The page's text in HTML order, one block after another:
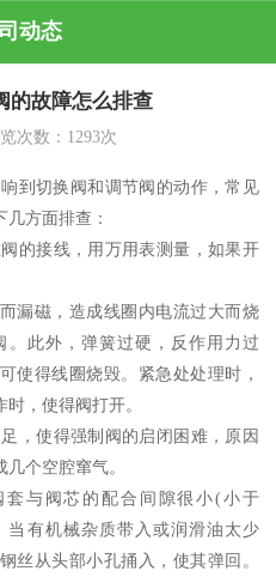
动态
的故障怎么排查
次数： 1293次
到切换阀和调节阀的动作，常见
方面排查：
的接线，用万用表测量，如果开
漏磁，造成线圈内电流过大而烧
此外，弹簧过硬，反作用力过
使得线圈烧毁。紧急处处理时，
，使得阀打开。
，使得强制阀的启闭困难，原因
个空腔窜气。
与阀芯的配合间隙很小(小于
当有机械杂质带入或润滑油太少
丝从头部小孔捅入，使其弹回。